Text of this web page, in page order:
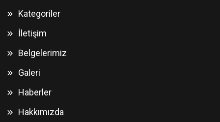
Kategoriler
İletişim
Belgelerimiz
Galeri
Haberler
Hakkımızda